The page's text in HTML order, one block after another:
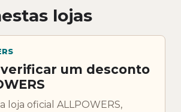
lojas
um desconto
loja oficial ALLPOWERS,